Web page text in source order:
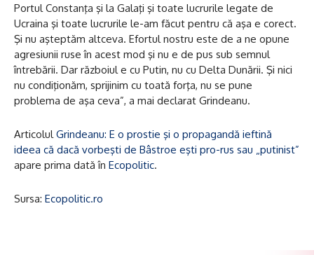
Portul Constanţa şi la Galaţi şi toate lucrurile legate de
Ucraina şi toate lucrurile le-am făcut pentru că aşa e corect.
Şi nu aşteptăm altceva. Efortul nostru este de a ne opune
agresiunii ruse în acest mod şi nu e de pus sub semnul
întrebării. Dar războiul e cu Putin, nu cu Delta Dunării. Şi nici
nu condiţionăm, sprijinim cu toată forţa, nu se pune
problema de aşa ceva”, a mai declarat Grindeanu.
Articolul Grindeanu: E o prostie şi o propagandă ieftină
ideea că dacă vorbeşti de Bâstroe eşti pro-rus sau „putinist”
apare prima dată în Ecopolitic.
Sursa: Ecopolitic.ro